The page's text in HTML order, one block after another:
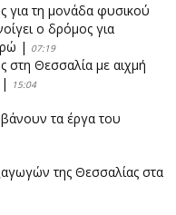
για τη μονάδα φυσικού
ο δρόμος για
| 07:19
στη Θεσσαλία με αιχμή
| 15:04
τα έργα του
της Θεσσαλίας στα